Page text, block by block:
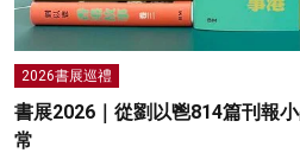
2026書展巡禮
書展2026｜從劉以鬯814篇刊報
常